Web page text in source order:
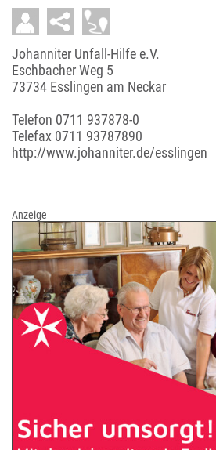
Johanniter Unfall-Hilfe e.V.
Eschbacher Weg 5
73734 Esslingen am Neckar
Telefon 0711 937878-0
Telefax 0711 93787890
http://www.johanniter.de/esslingen
Anzeige